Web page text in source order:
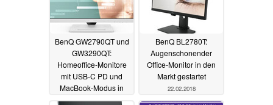
BenQ GW2790QT und
GW3290QT:
Homeoffice-Monitore
mit USB-C PD und
MacBook-Modus in
Weiß09.05.2023
BenQ BL2780T:
Augenschonender
Office-Monitor in den
Markt gestartet
22.02.2018